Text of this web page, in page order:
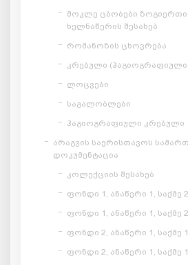
მოკლე ცბობები
ხელნაწერის შესახებ
რომანოზის ცხოვრება
კრებული
ლოცვები
საგალობლები
ჰაგიოგრაფიული კრებული
არაგვის საერისთავოს
დოკუმენტაცია
კოლექციის შესახებ
ფონდი 1, ანაწერი 1, საქმე
ფონდი 1, ანაწერი 1, საქმე
ფონდი 2, ანაწერი 1, საქმე
ფონდი 2, ანაწერი 1, საქმე